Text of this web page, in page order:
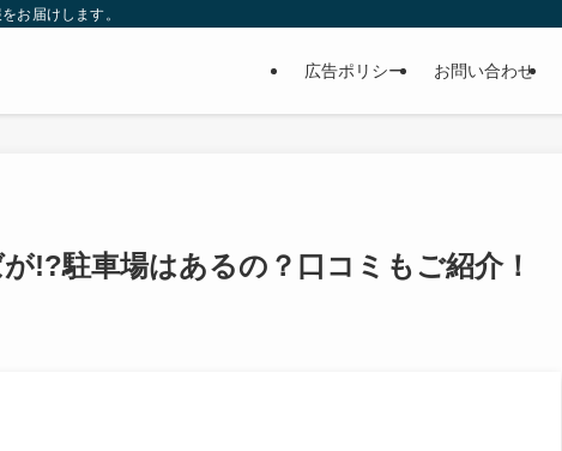
お届けします。
広告ポリシー お問い合わせ
!?駐車場はあるの？口コミもご紹介！